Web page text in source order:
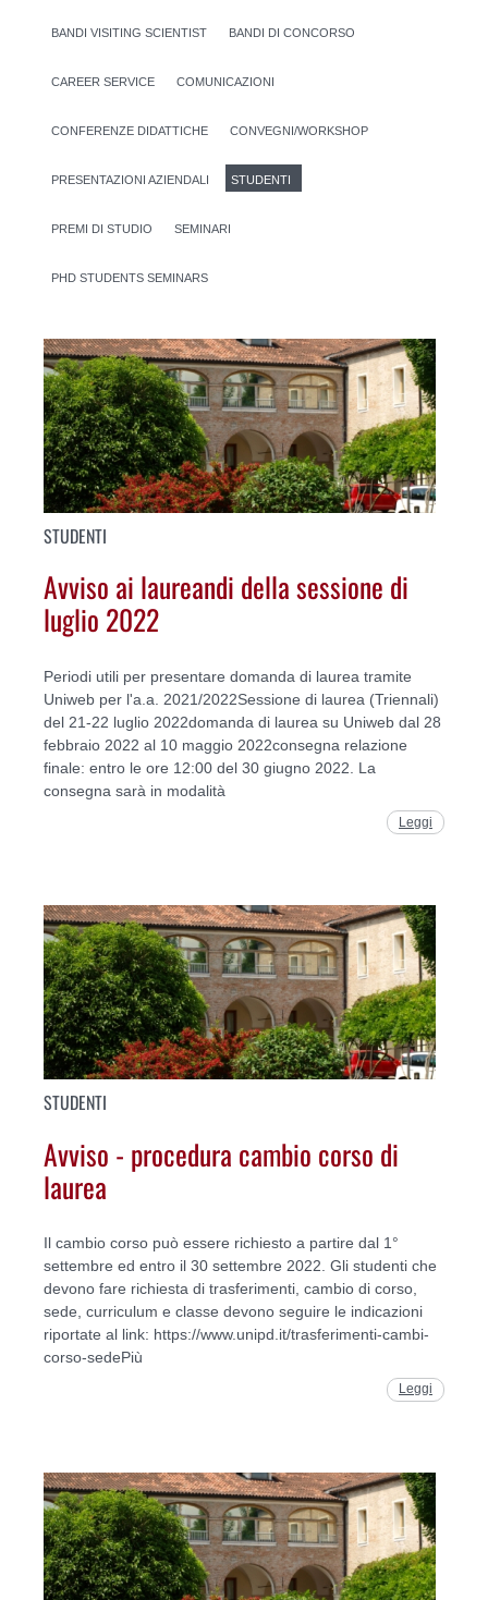
BANDI VISITING SCIENTIST BANDI DI CONCORSO
CAREER SERVICE COMUNICAZIONI
CONFERENZE DIDATTICHE CONVEGNI/WORKSHOP
PRESENTAZIONI AZIENDALI STUDENTI
PREMI DI STUDIO SEMINARI
PHD STUDENTS SEMINARS
STUDENTI
Avviso ai laureandi della sessione di
luglio 2022
Periodi utili per presentare domanda di laurea tramite
Uniweb per l'a.a. 2021/2022Sessione di laurea (Triennali)
del 21-22 luglio 2022domanda di laurea su Uniweb dal 28
febbraio 2022 al 10 maggio 2022consegna relazione
finale: entro le ore 12:00 del 30 giugno 2022. La
consegna sarà in modalità
Leggi
STUDENTI
Avviso - procedura cambio corso di
laurea
Il cambio corso può essere richiesto a partire dal 1°
settembre ed entro il 30 settembre 2022. Gli studenti che
devono fare richiesta di trasferimenti, cambio di corso,
sede, curriculum e classe devono seguire le indicazioni
riportate al link: https://www.unipd.it/trasferimenti-cambi-
corso-sedePiù
Leggi